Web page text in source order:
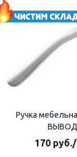
Ручка
ВЫВОД
170 руб.